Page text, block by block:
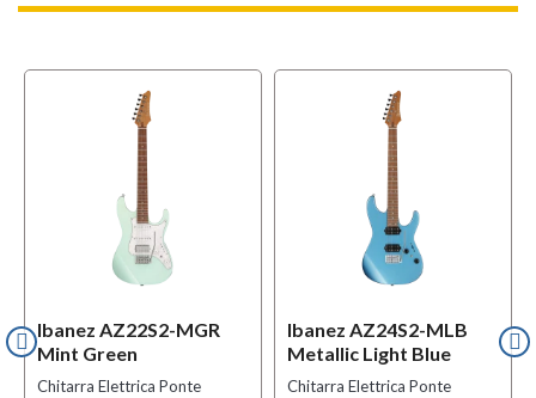
Ibanez AZ22S2-MGR
Mint Green
Chitarra Elettrica Ponte
Ibanez AZ24S2-MLB
Metallic Light Blue
Chitarra Elettrica Ponte